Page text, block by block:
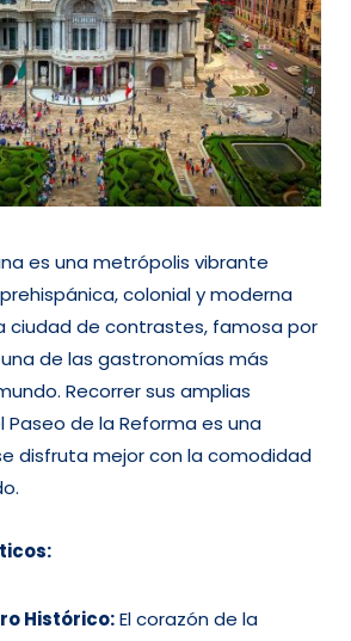
es una metrópolis vibrante
colonial y moderna
ciudad de contrastes, famosa por
de las gastronomías más
Recorrer sus amplias
de la Reforma es una
disfruta mejor con la comodidad
Histórico:El corazón de la